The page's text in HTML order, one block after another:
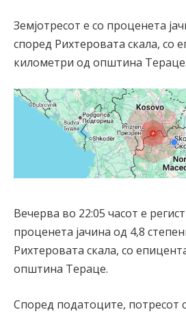
Земјотресот е со проценета
според Рихтеровата скала, со
километри од општина Тераце.
Вечерва во 22:05 часот е
проценета јачина од 4,8
Рихтеровата скала, со
општина Тераце.
Според податоците, потресот